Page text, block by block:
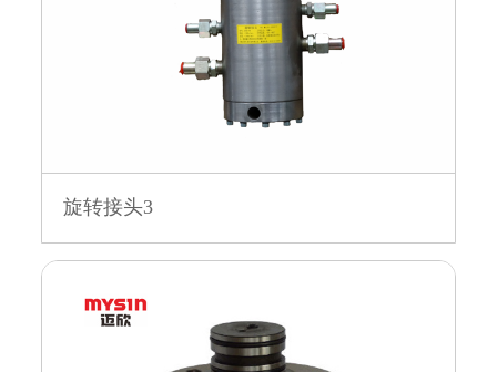
旋转接头3